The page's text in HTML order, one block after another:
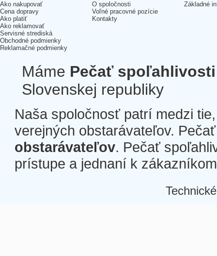
Ako nakupovať
Cena dopravy
Ako platiť
Ako reklamovať
Servisné strediská
Obchodné podmienky
Reklamačné podmienky
O spoločnosti
Voľné pracovné pozície
Kontakty
Základné
Máme Pečať spoľahlivosti
Slovenskej republiky
Naša spoločnosť patrí medzi
verejných obstarávateľov.
obstarávateľov. Pečať
prístupe a jednaní k